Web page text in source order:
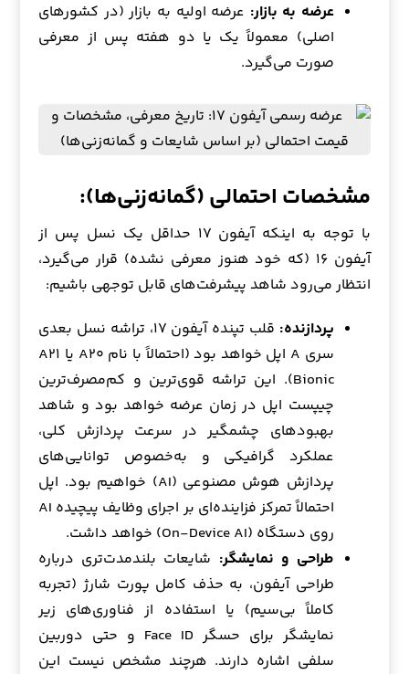
عرضه به بازار: عرضه اولیه به بازار (در کشورهای
اصلی) معمولاً یک یا دو هفته پس از معرفی
صورت می‌گیرد.
مشخصات احتمالی (گمانه‌زنی‌ها):
با توجه به اینکه آیفون ۱۷ حداقل یک نسل پس از
آیفون ۱۶ (که خود هنوز معرفی نشده) قرار می‌گیرد،
انتظار می‌رود شاهد پیشرفت‌های قابل توجهی باشیم:
پردازنده:
قلب تپنده آیفون ۱۷، تراشه نسل بعدی
سری A اپل خواهد بود (احتمالاً با نام A۲۰ یا A۲۱
Bionic). این تراشه قوی‌ترین و کم‌مصرف‌ترین
چیپست اپل در زمان عرضه خواهد بود و شاهد
بهبودهای چشمگیر در سرعت پردازش کلی،
عملکرد گرافیکی و به‌خصوص توانایی‌های
پردازش هوش مصنوعی (AI) خواهیم بود. اپل
احتمالاً تمرکز فزاینده‌ای بر اجرای وظایف پیچیده AI
روی دستگاه (On-Device AI) خواهد داشت.
طراحی و نمایشگر: شایعات بلندمدت‌تری درباره
طراحی آیفون، به حذف کامل پورت شارژ (تجربه
کاملاً بی‌سیم) یا استفاده از فناوری‌های زیر
نمایشگر برای حسگر Face ID و حتی دوربین
سلفی اشاره دارند. هرچند مشخص نیست این